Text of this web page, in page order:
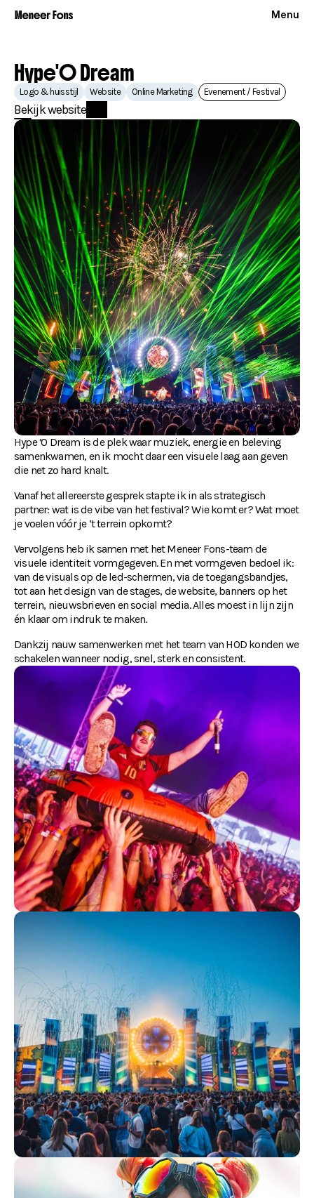
Menu
Hype'O Dream
Logo & huisstijl Website Online Marketing Evenement / Festival
Bekijk website
Hype ’O Dream is de plek waar muziek, energie en beleving
samenkwamen, en ik mocht daar een visuele laag aan geven
die net zo hard knalt.
Vanaf het allereerste gesprek stapte ik in als strategisch
partner: wat is de vibe van het festival? Wie komt er? Wat moet
je voelen vóór je ‘t terrein opkomt?
Vervolgens heb ik samen met het Meneer Fons-team de
visuele identiteit vormgegeven. En met vormgeven bedoel ik:
van de visuals op de led-schermen, via de toegangsbandjes,
tot aan het design van de stages, de website, banners op het
terrein, nieuwsbrieven en social media. Alles moest in lijn zijn
én klaar om indruk te maken.
Dankzij nauw samenwerken met het team van HOD konden we
schakelen wanneer nodig, snel, sterk en consistent.